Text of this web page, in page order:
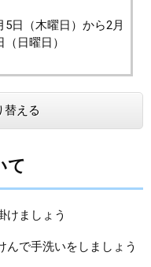
5日（木曜日）から2月
（日曜日）
替える
て
けましょう
んで手洗いをしましょう